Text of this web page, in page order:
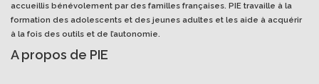
accueillis bénévolement par des familles françaises. PIE travaille à la
formation des adolescents et des jeunes adultes et les aide à acquérir
à la fois des outils et de l’autonomie.
A propos de PIE